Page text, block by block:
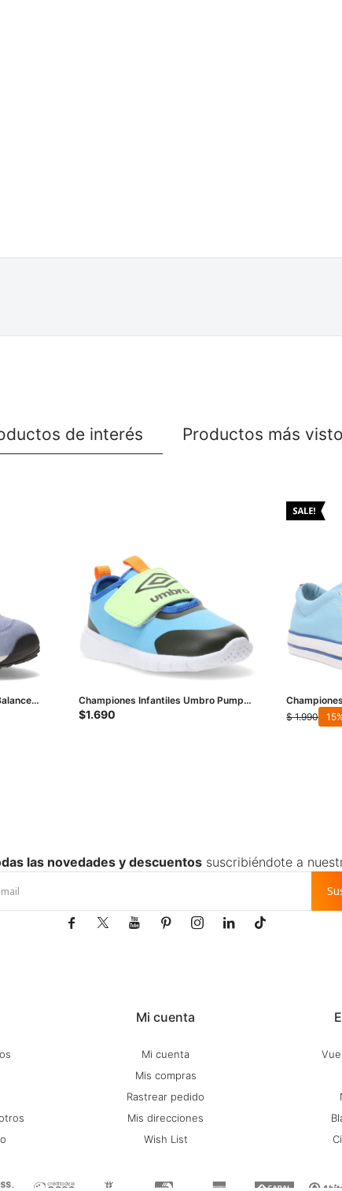
de interés Productos más
Championes Infantiles Umbro Pump
Infantil - Celeste - Verde
$1.690
Derby -
$ 1.990 15
Mi cuenta
Mi cuenta
Mis compras
Rastrear pedido
Mis direcciones
Wish List
las novedades y descuentossuscribiéndote a
      